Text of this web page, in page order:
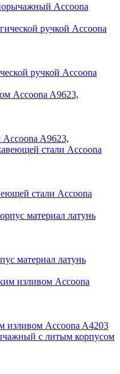
Accoona
ручкой Accoona
A9623,
стали Accoona
материал латунь
изливом Accoona A4203